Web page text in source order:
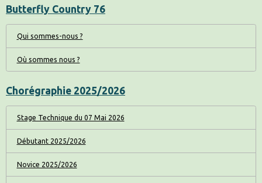
Butterfly Country 76
Qui sommes-nous ?
Où sommes nous ?
Chorégraphie 2025/2026
Stage Technique du 07 Mai 2026
Débutant 2025/2026
Novice 2025/2026